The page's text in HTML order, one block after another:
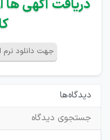
دریافت آگهی ها
جهت دانلود نرم
دیدگاه‌ها
جستجوی دیدگاه